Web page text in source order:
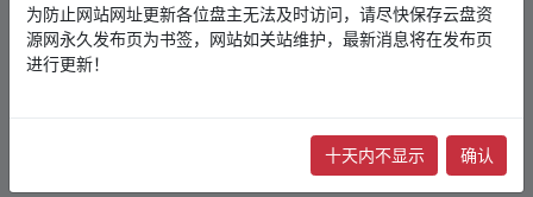
为防止网站网址更新各位盘主无法及时访问，请尽快保存云盘资
源网永久发布页为书签，网站如关站维护，最新消息将在发布页
进行更新！
十天内不显示 确认